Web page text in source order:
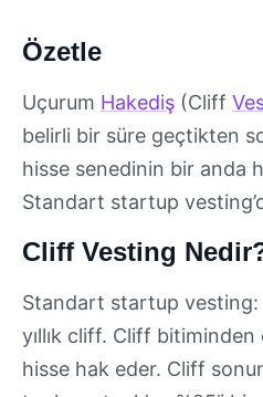
Özetle
Uçurum Hakediş (Cliff
belirli bir süre geçtikten
hisse senedinin bir anda
Standart startup
Cliff Vesting
Standart startup vesting:
yıllık cliff. Cliff bitiminden
hisse hak eder. Cliff